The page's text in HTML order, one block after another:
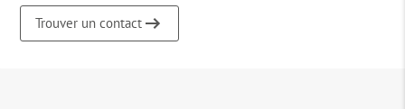
Trouver un contact